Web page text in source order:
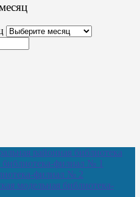
районная библиотека
библиотека-филиал № 1
филиал № 2
модельная библиотека-